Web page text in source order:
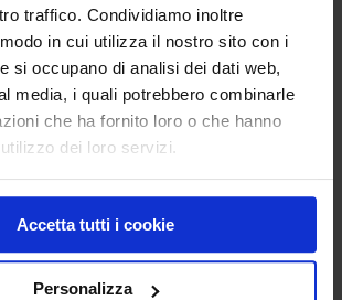
traffico. Condividiamo inoltre
in cui utilizza il nostro sito con i
si occupano di analisi dei dati web,
media, i quali potrebbero combinarle
che ha fornito loro o che hanno
dei loro servizi.
Accetta tutti i cookie
Personalizza
S.r.l.
Milano (MI)
:
Settimo Torinese (TO)
211 r.a.
222